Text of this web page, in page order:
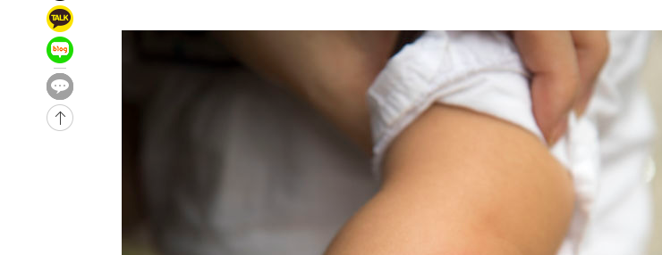
-25694초 전 >
-25442초 전 >
日방위성, 北이 동해로 쏜 발사체는 탄도미사일 가능성
-23872초 전 >
[속보] SKT, 에이닷 서비스 장애 발생…"원인 파악 중"
-23278초 전 >
[속보]합참 "북, 동해상으로 미상 발사체 발사"
-22674초 전 >
'낮 최고 39도' 불볕더위…한밤 열대야도 계속[내일날씨]
[속보]7~9일 프로야구 3연전도 폭염 취소…11일 재개
'월드컵 탈락 후폭풍' 축구협회…초유의 압수수색에 '충격·당황'
서울 낮 37.9도, 올여름 최고치 경신…영등포 순간 '40도'
[속보]종합특검, 대검 추가 압수수색…내란 중요임무종사 혐의